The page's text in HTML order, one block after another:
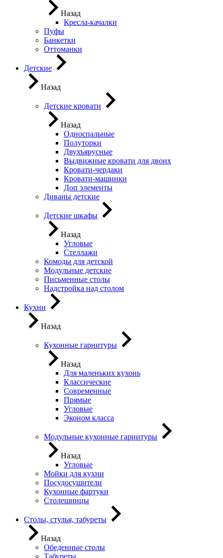
Назад
Кресла-качалки
Пуфы
Банкетки
Оттоманки
Детские
Назад
Детские кровати
Назад
Односпальные
Полуторки
Двухъярусные
Выдвижные кровати для двоих
Кровати-чердаки
Кровати-машинки
Доп элементы
Диваны детские
Детские шкафы
Назад
Угловые
Стеллажи
Комоды для детской
Модульные детские
Письменные столы
Надстройка над столом
Кухни
Назад
Кухонные гарнитуры
Назад
Для маленьких кухонь
Классические
Современные
Прямые
Угловые
Эконом класса
Модульные кухонные гарнитуры
Назад
Угловые
Мойки для кухни
Посудосушители
Кухонные фартуки
Столешницы
Столы, стулья, табуреты
Назад
Обеденные столы
Табуреты